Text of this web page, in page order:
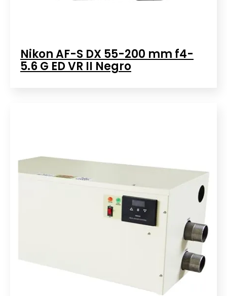
Nikon AF-S DX 55-200 mm f4-
5.6 G ED VR II Negro